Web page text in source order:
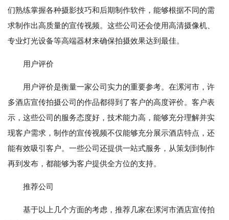
们熟练掌握各种摄影技巧和后期制作软件，能够根据不同的需
求制作出高质量的宣传视频。这些公司还会使用高清摄像机、
专业灯光设备等高端器材来确保拍摄效果达到最佳。
用户评价
用户评价是衡量一家公司实力的重要参考。在漯河市，许
多酒店宣传拍摄公司的作品都得到了客户的高度评价。客户表
示，这些公司的服务态度好，技术能力高，能够充分理解并实
现客户需求，制作的宣传视频不仅能够充分展示酒店特点，还
能有效吸引客户。一些公司还提供一站式服务，从策划到制作
再到发布，都能够为客户提供全方位的支持。
推荐公司
基于以上几个方面的考虑，推荐几家在漯河市酒店宣传拍